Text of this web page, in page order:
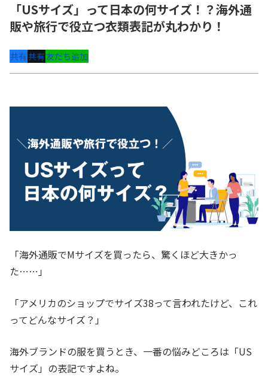
「USサイズ」って日本の何サイズ！？海外通
販や旅行で役立つ衣類表記が丸わかり！
共有共有友だち追加
「海外通販でMサイズを買ったら、驚くほど大きかっ
た……」
「アメリカのショップでサイズ38って言われたけど、これ
ってどんなサイズ？」
海外ブランドの服を買うとき、一番の悩みどころは「US
サイズ」の表記ですよね。